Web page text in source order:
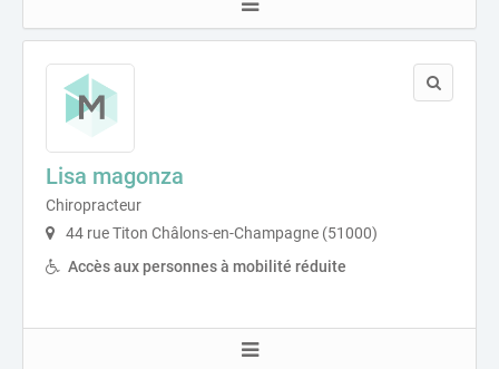
Lisa magonza
Chiropracteur
44 rue Titon Châlons-en-Champagne (51000)
Accès aux personnes à mobilité réduite